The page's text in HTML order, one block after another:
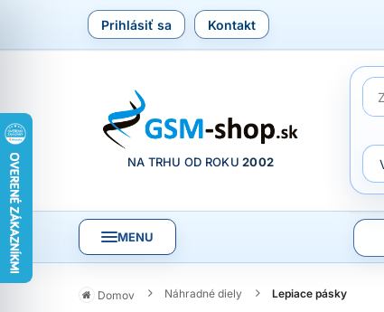
Prihlásiť sa Kontakt
NA TRHU OD ROKU2002
MENU
Domov Náhradné diely Lepiace pásky